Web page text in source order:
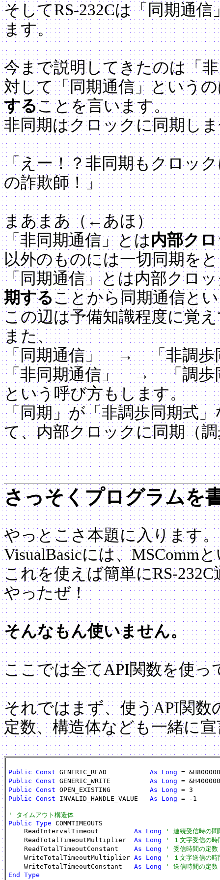
そしてRS-232Cは「同期通
ます。
今まで説明してきたのは「
対して「同期通信」という
することを言います。
非同期はクロックに同期し
「えー！？非同期もクロッ
の詐欺師！」
まあまあ（←あほ）
「非同期通信」とは内部ク
以外のものには一切同期を
「同期通信」とは内部クロ
期することから同期通信と
この辺は予備知識程度に覚
また、
「同期通信」 → 「非調歩
「非同期通信」 → 「調歩
という呼び方もします。
「同期」が「非調歩同期式
て、内部クロックに同期（
さっそくプログラムを
やっとこさ本題に入ります。
VisualBasicには、MSComm
これを使えば簡単にRS-
やったぜ！
そんなもん使いません。
ここでは全てAPI関数を使っ
それではまず、使うAPI関数
定数、構造体なども一緒に
Public Const GENERIC_READ As Long =
Public Const GENERIC_WRITE As Long =
Public Const OPEN_EXISTING As Long =
Public Const INVALID_HANDLE_VALUE As Long =
' タイムアウト構造体
Public Type COMMTIMEOUTS
    ReadIntervalTimeout
As Long
' 連続受信時の間
    ReadTotalTimeoutMultiplier
As Long
' １文字受信の時
    ReadTotalTimeoutConstant
As Long
' 受信時間の定数
    WriteTotalTimeoutMultiplier
As Long
' １文字送信の時
    WriteTotalTimeoutConstant
As Long
' 送信時間の定数
End Type